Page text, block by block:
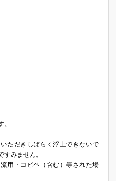
ただきしばらく浮上できないで
すみません。
用・コピペ（含む）等された場